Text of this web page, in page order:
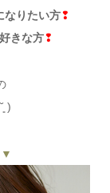
なりたい方❢
きな方❢
)
▼